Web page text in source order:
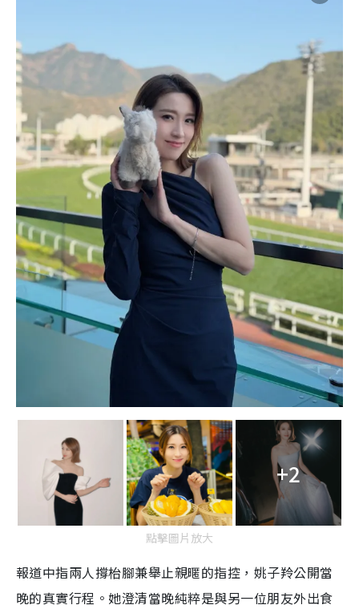
+2
點擊圖片放大
報道中指兩人撐枱腳兼舉止親暱的指控，姚子羚公開當
晚的真實行程。她澄清當晚純粹是與另一位朋友外出食